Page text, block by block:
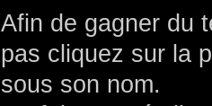
Afin de gagner du
pas cliquez sur la
sous son nom.